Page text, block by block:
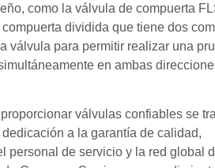
como la válvula de compuerta
dividida que tiene dos
válvula para permitir realizar una
en ambas
válvulas confiables se
a la garantía de calidad,
personal de servicio​ y la red global